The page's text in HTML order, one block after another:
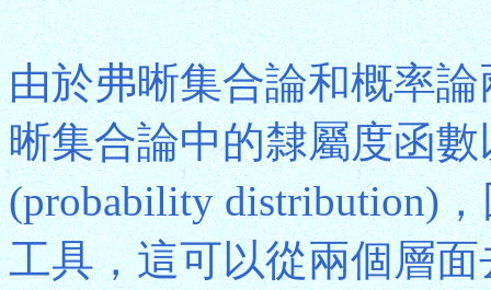
由於弗晰集合論和概率
晰集合論中的隸屬度函
(probability distribution)
工具，這可以從兩個層面